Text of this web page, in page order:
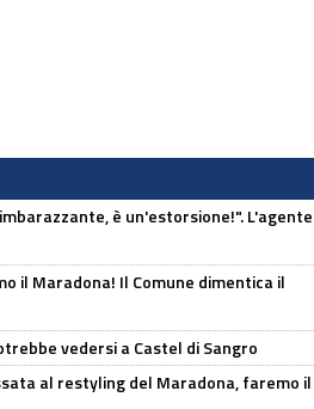
è un'estorsione!". L'agente
il Maradona! Il Comune dimentica il
vedersi a Castel di Sangro
al restyling del Maradona, faremo il